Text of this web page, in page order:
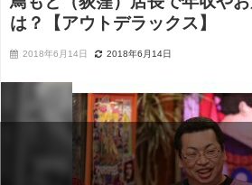
は？【アウトデラックス】
2018年6月14日 2018年6月14日